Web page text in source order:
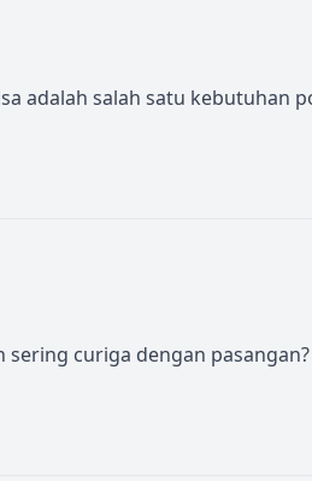
adalah salah satu
curiga dengan